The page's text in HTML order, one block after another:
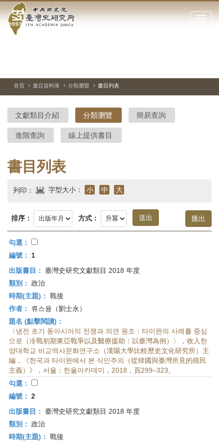
到中
央
院-
臺
灣
史
研
究
首
頁
點
閉
站
停、
圖
圖
結
首頁 書目資料庫 分類瀏覽 書目列表
文獻類目介紹 分類瀏覽 簡易查詢
進階查詢 線上提供書目
書目列表
列印： 字型大小： 小 中 大
排序： 方式：
勾選：
編號：
1
出版書目： 臺灣史研究文獻類目 2018 年度
類別： 政治
時期(主題)： 戰後
作者：
류스융（劉士永）
題名 (點擊閱讀)：
〈냉전 초기 동아시아의 전쟁과 의연 원조：타이완의 사례를 중심
으로（冷戰初期東亞戰爭以及醫療援助：以臺灣為例）〉，收入한
양대학교 비교역사문화연구소（漢陽大學比較歷史文化研究所）主
編，《한국과 타이완에서 본 식민주의（從韓國與臺灣所見的殖民
主義）》，서울：한울아카데미，2018，頁299–323。
勾選：
編號： 2
出版書目： 臺灣史研究文獻類目 2018 年度
類別： 政治
時期(主題)： 戰後